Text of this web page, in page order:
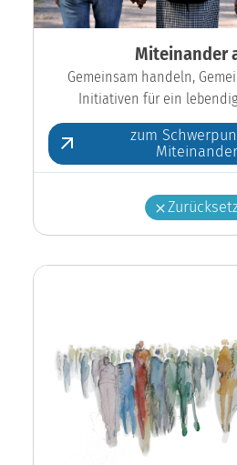
Miteinander
Gemeinsam handeln,
Initiativen für ein
zum